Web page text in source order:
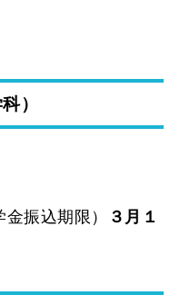
）
振込期限）
３月１